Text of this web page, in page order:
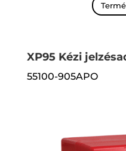
XP95 Kézi
55100-905APO